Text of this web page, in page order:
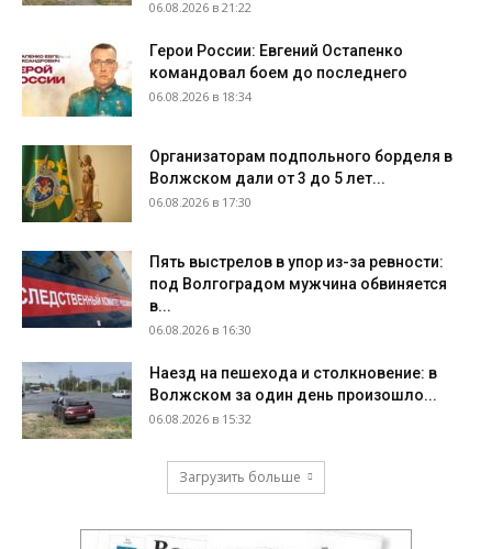
06.08.2026 в 21:22
Герои России: Евгений Остапенко
командовал боем до последнего
06.08.2026 в 18:34
Организаторам подпольного борделя в
Волжском дали от 3 до 5 лет...
06.08.2026 в 17:30
Пять выстрелов в упор из-за ревности:
под Волгоградом мужчина обвиняется
в...
06.08.2026 в 16:30
Наезд на пешехода и столкновение: в
Волжском за один день произошло...
06.08.2026 в 15:32
Загрузить больше